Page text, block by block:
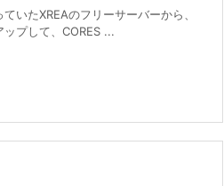
ていたXREAのフリーサーバーから、
ップして、CORES ...